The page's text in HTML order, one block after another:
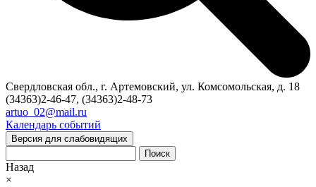
Свердловская обл., г. Артемовский, ул. Комсомольская, д. 18
(34363)2-46-47, (34363)2-48-73
artuo_02@mail.ru
Календарь событий
Версия для слабовидящих
Поиск
Назад
×